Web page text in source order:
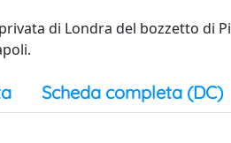
di Londra del bozzetto di
Scheda completa (DC)